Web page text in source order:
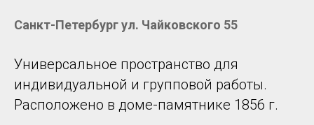
Санкт-Петербург ул. Чайковского 55
Универсальное пространство для
индивидуальной и групповой работы.
Расположено в доме-памятнике 1856 г.